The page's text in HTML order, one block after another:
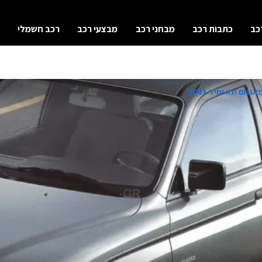
כתבות רכב מבחני רכב מבצעי רכב רכב חשמלי
תא יחיד 2001